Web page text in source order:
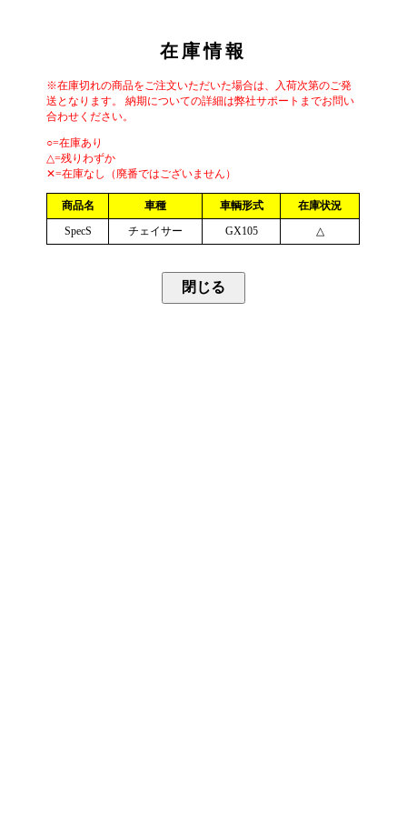
在庫情報
※在庫切れの商品をご注文いただいた場合は、入荷次第のご発
送となります。 納期についての詳細は弊社サポートまでお問い
合わせください。
○=在庫あり
△=残りわずか
✕=在庫なし（廃番ではございません）
商品名 車種 車輌形式
在庫状況
SpecS
チェイサー GX105 △